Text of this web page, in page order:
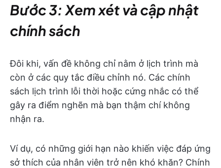
Bước 3: Xem xét và cập nhật
chính sách
Đôi khi, vấn đề không chỉ nằm ở lịch trình mà
còn ở các quy tắc điều chỉnh nó. Các chính
sách lịch trình lỗi thời hoặc cứng nhắc có thể
gây ra điểm nghẽn mà bạn thậm chí không
nhận ra.
Ví dụ, có những giới hạn nào khiến việc đáp ứng
sở thích của nhân viên trở nên khó khăn? Chính